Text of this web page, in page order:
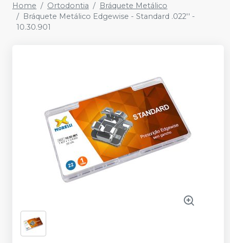
Home Ortodontia
Bráquete Metálico
Bráquete Metálico Edgewise - Standard .022'' -
10.30.901